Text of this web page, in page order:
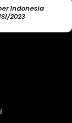
Indonesia
2023